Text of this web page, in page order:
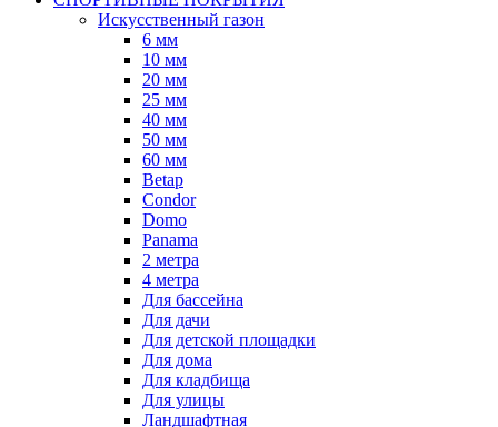
Искусственный газон
6 мм
10 мм
20 мм
25 мм
40 мм
50 мм
60 мм
Betap
Condor
Domo
Panama
2 метра
4 метра
Для бассейна
Для дачи
Для детской площадки
Для дома
Для кладбища
Для улицы
Ландшафтная